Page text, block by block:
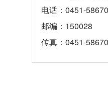
电话：0451-
邮编：150028
传真：0451-